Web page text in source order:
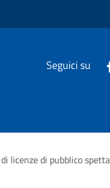
Seguici su
licenze di pubblico